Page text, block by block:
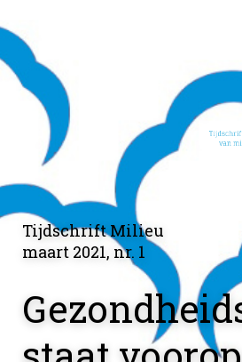
Tijdschrift Milieu
maart 2021, nr. 1